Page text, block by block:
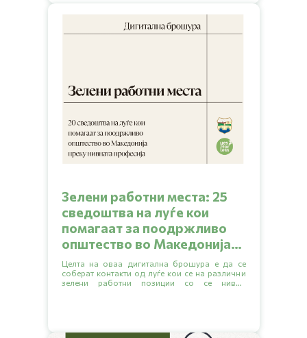
Зелени работни места: 25
сведоштва на луѓе кои
помагаат за поодржливо
општество во Македонија
преку нивната професија
Целта на оваа дигитална брошура е да се
соберат контакти од луѓе кои се на различни
зелени работни позиции со се нивни
работно место и слично.